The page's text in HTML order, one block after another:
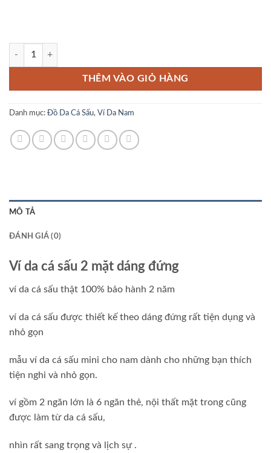
Ví da cá sấu 2 mặt dáng đứng số lượng
THÊM VÀO GIỎ HÀNG
Danh mục: Đồ Da Cá Sấu, Ví Da Nam
MÔ TẢ
ĐÁNH GIÁ (0)
Ví da cá sấu 2 mặt dáng đứng
ví da cá sấu thật 100% bảo hành 2 năm
ví da cá sấu được thiết kế theo dáng đứng rất tiện dụng và
nhỏ gọn
mẫu ví da cá sấu mini cho nam dành cho những bạn thích
tiện nghi và nhỏ gọn.
ví gồm 2 ngăn lớn là 6 ngăn thẻ, nội thất mặt trong cũng
được làm từ da cá sấu,
nhìn rất sang trọng và lịch sự .